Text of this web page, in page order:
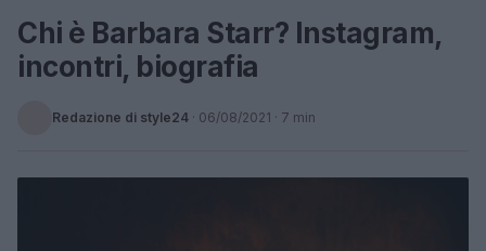
Chi è Barbara Starr? Instagram,
incontri, biografia
Redazione di style24 · 06/08/2021 · 7 min